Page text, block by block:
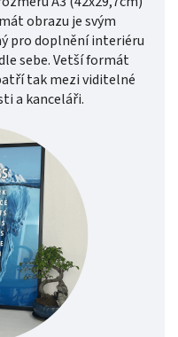
obrazu je svým
pro doplnění interiéru
sebe. Vetší formát
tak mezi viditelné
a kanceláři.